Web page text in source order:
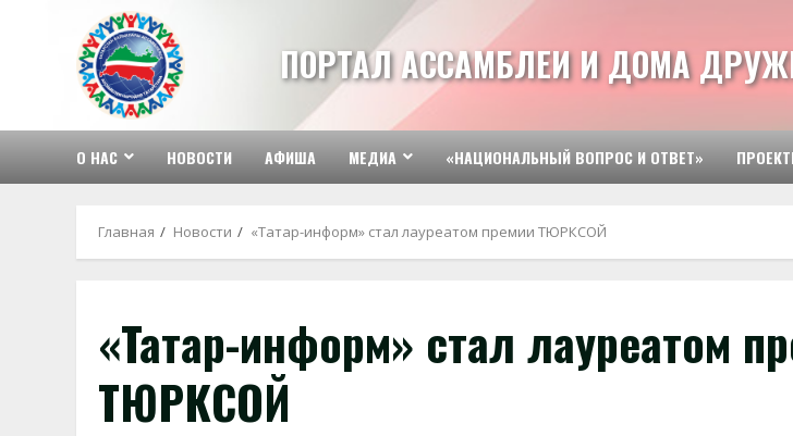
содержимому
ПОРТАЛ АССАМБЛЕИ И ДОМА
О НАС НОВОСТИ АФИША МЕДИА «НАЦИОНАЛЬНЫЙ ВОПРОС И ОТВЕТ»
Главная Новости «Татар-информ» стал лауреатом премии ТЮРКСОЙ
«Татар-информ» стал лауреатом
ТЮРКСОЙ